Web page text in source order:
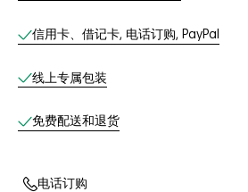
信用卡、借记卡, 电话订购, PayPal
线上专属包装
免费配送和退货
电话订购